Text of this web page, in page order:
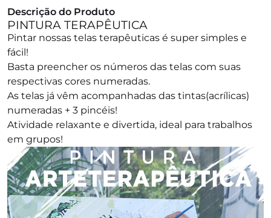
Descrição do Produto
PINTURA TERAPÊUTICA
Pintar nossas telas terapêuticas é super simples e
fácil!
Basta preencher os números das telas com suas
respectivas cores numeradas.
As telas já vêm acompanhadas das tintas(acrílicas)
numeradas + 3 pincéis!
Atividade relaxante e divertida, ideal para trabalhos
em grupos!